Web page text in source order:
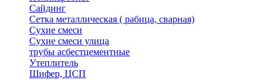
Сайдинг
Сетка металлическая ( рабица, сварная)
Сухие смеси
Сухие смеси улица
трубы асбестцементные
Утеплитель
Шифер, ЦСП